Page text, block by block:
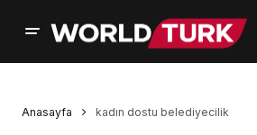
Anasayfa kadın dostu belediyecilik